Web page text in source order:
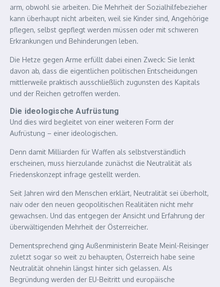
arm, obwohl sie arbeiten. Die Mehrheit der Sozialhilfebezieher
kann überhaupt nicht arbeiten, weil sie Kinder sind, Angehörige
pflegen, selbst gepflegt werden müssen oder mit schweren
Erkrankungen und Behinderungen leben.
Die Hetze gegen Arme erfüllt dabei einen Zweck: Sie lenkt
davon ab, dass die eigentlichen politischen Entscheidungen
mittlerweile praktisch ausschließlich zugunsten des Kapitals
und der Reichen getroffen werden.
Die ideologische Aufrüstung
Und dies wird begleitet von einer weiteren Form der
Aufrüstung – einer ideologischen.
Denn damit Milliarden für Waffen als selbstverständlich
erscheinen, muss hierzulande zunächst die Neutralität als
Friedenskonzept infrage gestellt werden.
Seit Jahren wird den Menschen erklärt, Neutralität sei überholt,
naiv oder den neuen geopolitischen Realitäten nicht mehr
gewachsen. Und das entgegen der Ansicht und Erfahrung der
überwältigenden Mehrheit der Österreicher.
Dementsprechend ging Außenministerin Beate Meinl-Reisinger
zuletzt sogar so weit zu behaupten, Österreich habe seine
Neutralität ohnehin längst hinter sich gelassen. Als
Begründung werden der EU-Beitritt und europäische